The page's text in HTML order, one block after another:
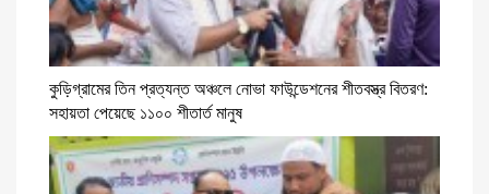
কুড়িগ্রামের তিন প্রত্যন্ত অঞ্চলে নোভা ফাউন্ডেশনের শীতবস্ত্র বিতরণ:
সহায়তা পেয়েছে ১১০০ শীতার্ত মানুষ